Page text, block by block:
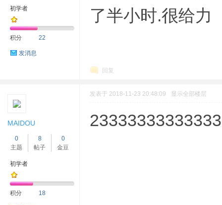
初学者
积分 22
发消息
了半小时.很给力
回复
MAIDOU
0
主题
8
帖子
0
金豆
初学者
积分 18
发表于 2018-11-23 20:48:09 显示全部楼层